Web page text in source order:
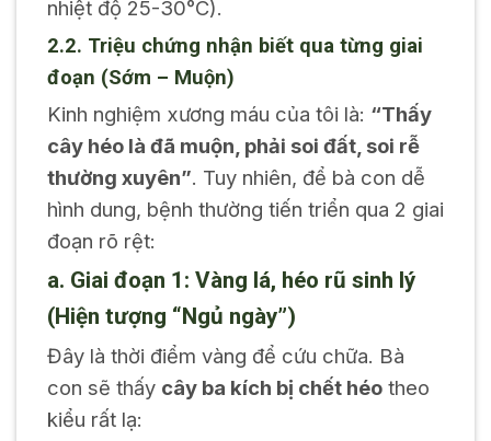
nhiệt độ 25-30°C).
2.2. Triệu chứng nhận biết qua từng giai
đoạn (Sớm – Muộn)
Kinh nghiệm xương máu của tôi là: “Thấy
cây héo là đã muộn, phải soi đất, soi rễ
thường xuyên”. Tuy nhiên, để bà con dễ
hình dung, bệnh thường tiến triển qua 2 giai
đoạn rõ rệt:
a. Giai đoạn 1: Vàng lá, héo rũ sinh lý
(Hiện tượng “Ngủ ngày”)
Đây là thời điểm vàng để cứu chữa. Bà
con sẽ thấy cây ba kích bị chết héotheo
kiểu rất lạ: